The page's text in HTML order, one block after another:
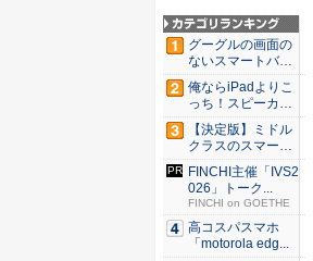
USB Type-C - MS
Office 2021 - Win11
搭載
グーグルの画面の
ないスマートバン
ド「Go...
俺ならiPadよりこ
っち！スピーカー
9個...
【決定版】ミドル
クラスのスマート
フォンの...
FINCHI主催「IVS2
026」トーク...
FINCHI on GOETHE
高コスパスマホ
「motorola edg...